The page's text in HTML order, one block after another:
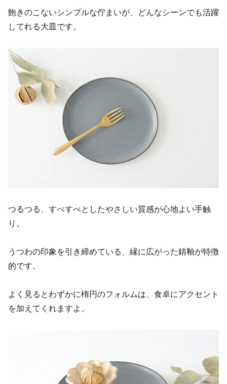
飽きのこないシンプルな佇まいが、どんなシーンでも活躍
してれる大皿です。
つるつる、すべすべとしたやさしい質感が心地よい手触
り。
うつわの印象を引き締めている、縁に広がった錆釉が特徴
的です。
よく見るとわずかに楕円のフォルムは、食卓にアクセント
を加えてくれますよ。